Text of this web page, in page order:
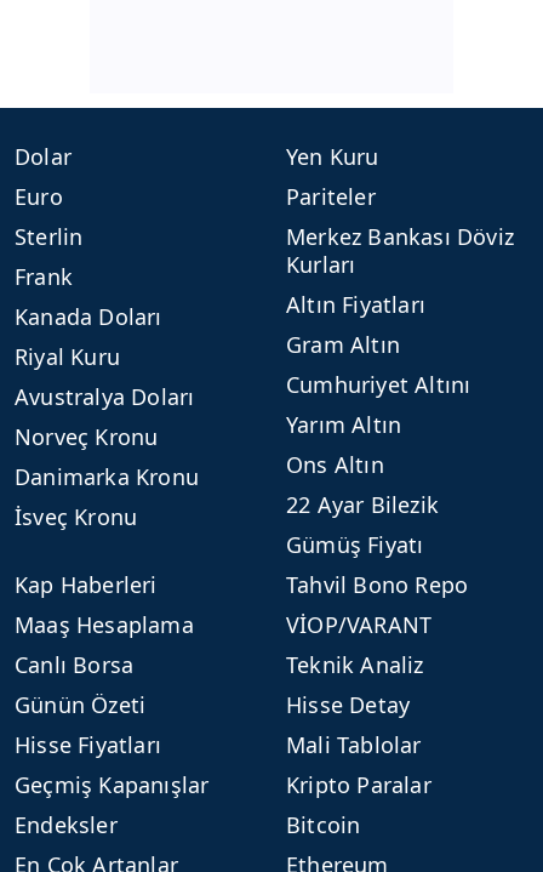
Dolar
Euro
Sterlin
Frank
Kanada Doları
Riyal Kuru
Avustralya Doları
Norveç Kronu
Danimarka Kronu
İsveç Kronu
Yen Kuru
Pariteler
Merkez Bankası Döviz
Kurları
Altın Fiyatları
Gram Altın
Cumhuriyet Altını
Yarım Altın
Ons Altın
22 Ayar Bilezik
Gümüş Fiyatı
Kap Haberleri
Maaş Hesaplama
Canlı Borsa
Günün Özeti
Hisse Fiyatları
Geçmiş Kapanışlar
Endeksler
En Çok Artanlar
Tahvil Bono Repo
VİOP/VARANT
Teknik Analiz
Hisse Detay
Mali Tablolar
Kripto Paralar
Bitcoin
Ethereum